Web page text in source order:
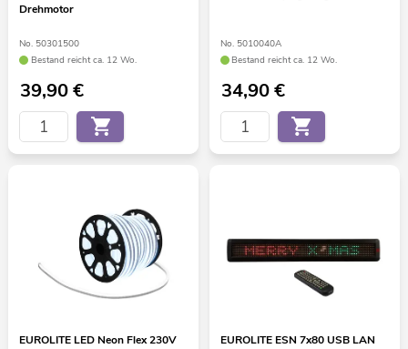
Drehmotor
No. 50301500
Bestand reicht ca. 12 Wo.
39,90€
No. 5010040A
Bestand reicht ca. 12 Wo.
34,90€
EUROLITE LED Neon Flex 230V
EUROLITE ESN 7x80 USB LAN